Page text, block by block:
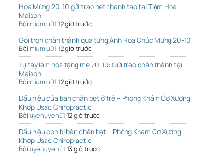
Hoa Mừng 20-10 gửi trao nét thanh tao tại Tiệm Hoa
Maison
Bởi miumiu01 12 giờ trước
Gói trọn chân thành qua từng Ảnh Hoa Chúc Mừng 20-10
Bởi miumiu01 12 giờ trước
Tự tay làm hoa tặng mẹ 20-10: Gửi trao chân thành tại
Maison
Bởi miumiu01 12 giờ trước
Dấu hiệu của bàn chân bẹt ở trẻ – Phòng Khám Cơ Xương
Khớp Usac Chiropractic
Bởi uyenuyen01 12 giờ trước
Dấu hiệu con bị bàn chân bẹt – Phòng Khám Cơ Xương
Khớp Usac Chiropractic
Bởi uyenuyen01 13 giờ trước